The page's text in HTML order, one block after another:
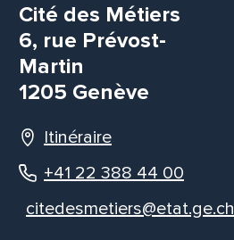
Cité des Métiers
6, rue Prévost-
Martin
1205 Genève
Itinéraire
+41 22 388 44 00
citedesmetiers@etat.ge.ch